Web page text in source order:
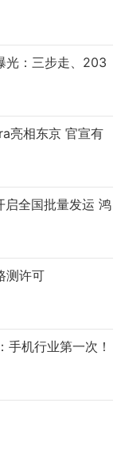
光：三步走、203
亮相东京 官宣有
启全国批量发运 鸿
测许可
机行业第一次！